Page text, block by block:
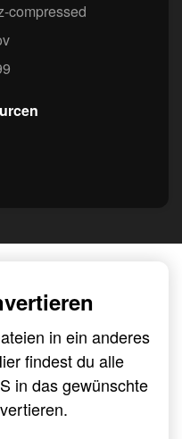
compressed
in ein anderes
findest du alle
in das gewünschte